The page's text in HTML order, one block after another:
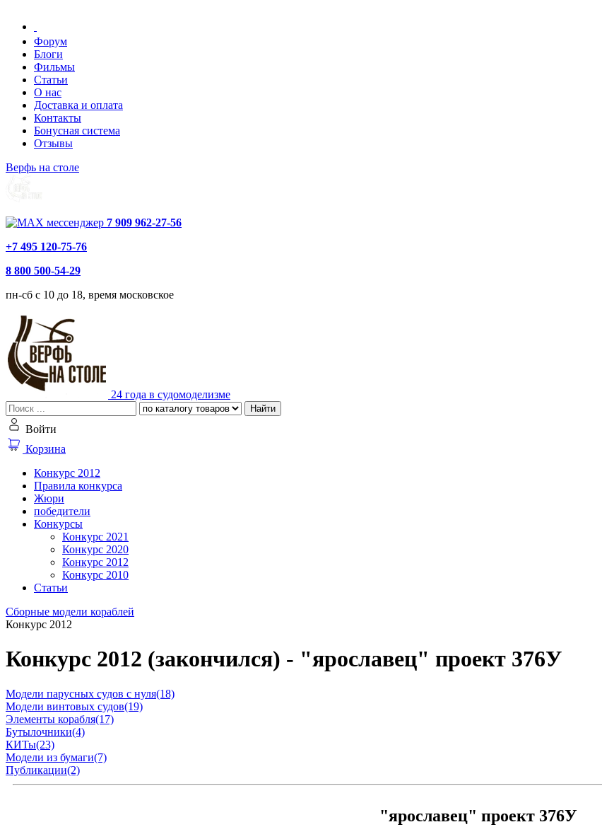
Форум
Блоги
Фильмы
Статьи
О нас
Доставка и оплата
Контакты
Бонусная система
Отзывы
Верфь на столе
7 909 962-27-56
+7 495 120-75-76
8 800 500-54-29
пн-сб с 10 до 18, время московское
24 года в судомоделизме
Найти
Войти
Корзина
Конкурс 2012
Правила конкурса
Жюри
победители
Конкурсы
Конкурс 2021
Конкурс 2020
Конкурс 2012
Конкурс 2010
Статьи
Сборные модели кораблей
Конкурс 2012
Конкурс 2012 (закончился) - "ярославец" проект 376У
Модели парусных судов с нуля(18)
Модели винтовых судов(19)
Элементы корабля(17)
Бутылочники(4)
КИТы(23)
Модели из бумаги(7)
Публикации(2)
"ярославец" проект 376У